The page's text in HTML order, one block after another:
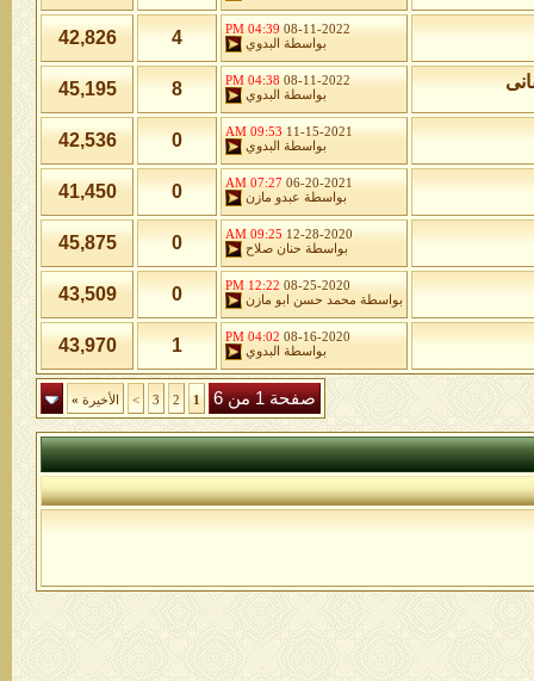
08-11-2022
04:39 PM
بواسطة
البدوي 4
42,826
08-11-2022
04:38 PM
بواسطة
البدوي 8
45,195
11-15-2021
09:53 AM
بواسطة
البدوي 0
42,536
06-20-2021
07:27 AM
بواسطة عبدو مازن 0
41,450
12-28-2020
09:25 AM
بواسطة حنان صلاح 0
45,875
08-25-2020
12:22 PM
بواسطة محمد حسن ابو مازن 0
43,509
08-16-2020
04:02 PM
بواسطة
البدوي 1
43,970
صفحة 1 من 6 1
2
3
> الأخيرة »